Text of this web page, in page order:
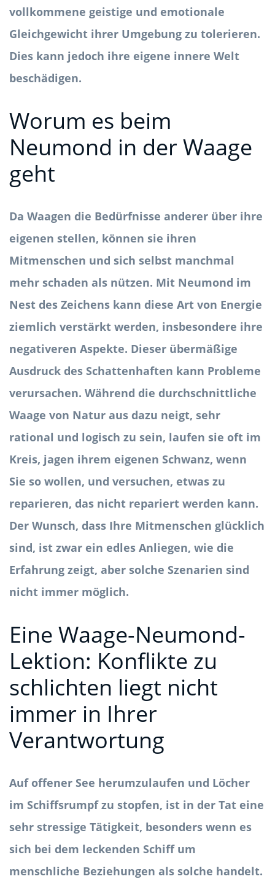
vollkommene geistige und emotionale
Gleichgewicht ihrer Umgebung zu tolerieren.
Dies kann jedoch ihre eigene innere Welt
beschädigen.
Worum es beim
Neumond in der Waage
geht
Da Waagen die Bedürfnisse anderer über ihre
eigenen stellen, können sie ihren
Mitmenschen und sich selbst manchmal
mehr schaden als nützen. Mit Neumond im
Nest des Zeichens kann diese Art von Energie
ziemlich verstärkt werden, insbesondere ihre
negativeren Aspekte. Dieser übermäßige
Ausdruck des Schattenhaften kann Probleme
verursachen. Während die durchschnittliche
Waage von Natur aus dazu neigt, sehr
rational und logisch zu sein, laufen sie oft im
Kreis, jagen ihrem eigenen Schwanz, wenn
Sie so wollen, und versuchen, etwas zu
reparieren, das nicht repariert werden kann.
Der Wunsch, dass Ihre Mitmenschen glücklich
sind, ist zwar ein edles Anliegen, wie die
Erfahrung zeigt, aber solche Szenarien sind
nicht immer möglich.
Eine Waage-Neumond-
Lektion: Konflikte zu
schlichten liegt nicht
immer in Ihrer
Verantwortung
Auf offener See herumzulaufen und Löcher
im Schiffsrumpf zu stopfen, ist in der Tat eine
sehr stressige Tätigkeit, besonders wenn es
sich bei dem leckenden Schiff um
menschliche Beziehungen als solche handelt.